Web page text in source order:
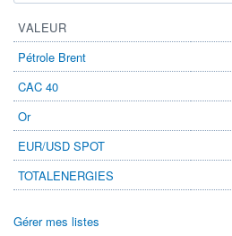
VALEUR
Pétrole Brent
CAC 40
Or
EUR/USD SPOT
TOTALENERGIES
Gérer mes listes